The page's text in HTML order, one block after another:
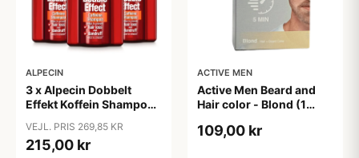
ALPECIN
3 x Alpecin Dobbelt
Effekt Koffein Shampoo
VEJL. PRIS 269,85 KR
215,00 kr
ACTIVE MEN
Active Men Beard and
Hair color - Blond (1
109,00 kr